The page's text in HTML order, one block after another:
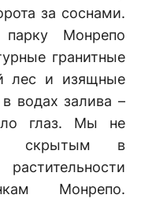
за соснами.
Монрепо
гранитные
лес и изящные
водах залива –
глаз. Мы не
скрытым в
Монрепо.